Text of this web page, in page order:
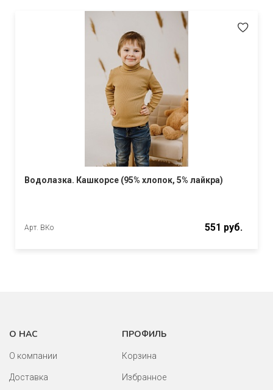
Водолазка. Кашкорсе (95% хлопок, 5% лайкра)
Арт. ВКо 551 руб.
О НАС
О компании
Доставка
ПРОФИЛЬ
Корзина
Избранное